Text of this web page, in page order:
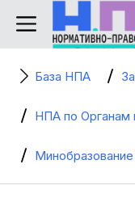
База НПА
НПА по Органам